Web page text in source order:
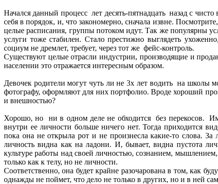
Начался данный процесс лет десять-пятнадцать назад с
себя в порядок, и, что закономерно, сначала извне.
целые расписания, группы потоком идут. Так же популярны
услуги тоже стабилен. Стало престижно выглядеть
социум не дремлет, требует, через тот же фейс-контроль.
Существуют целые отрасли индустрии, производящие и
населении это отражается интересным образом.
Девочек родители могут чуть ли не 3х лет водить на школы
фотографу, оформляют для них портфолио. Вроде хороший
и внешностью?
Хорошо, но ни в одном деле не обходится без перекосов.
внутри ее личности больше ничего нет. Тогда приходится
пока она не открыла рот и не произнесла какие-то слова.
личность видна как на ладони. И, бывает, видна пустота
культуре работы над своей личностью, сознанием,
только как к телу, но не личности.
Соответственно, она будет крайне разочарована в том, как
однажды не поймет, что дело не только в других, но и в ней